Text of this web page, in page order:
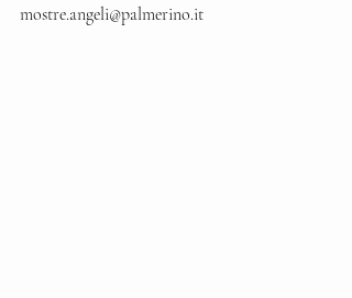
mostre.angeli@palmerino.it